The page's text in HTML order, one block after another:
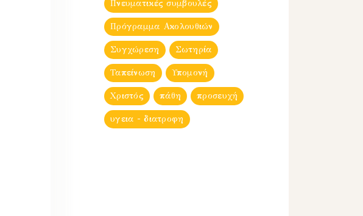
Πνευματικές συμβουλές
Πρόγραμμα Ακολουθιών
Συγχώρεση Σωτηρία
Ταπείνωση Υπομονή
Χριστός πάθη προσευχή
υγεια - διατροφη